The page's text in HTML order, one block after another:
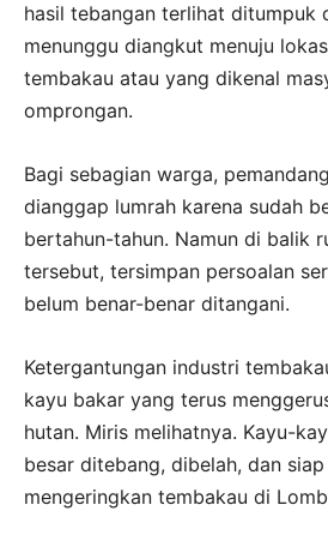
hasil tebangan terlihat ditumpuk
menunggu diangkut menuju
tembakau atau yang dikenal
omprongan.
Bagi sebagian warga,
dianggap lumrah karena sudah
bertahun-tahun. Namun di balik
tersebut, tersimpan persoalan
belum benar-benar ditangani.
Ketergantungan industri
kayu bakar yang terus
hutan. Miris melihatnya. Kayu-
besar ditebang, dibelah, dan
mengeringkan tembakau di